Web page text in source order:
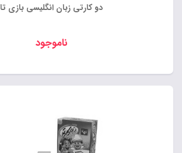
دو کارتی زبان انگلیسی بازی تا
ناموجود